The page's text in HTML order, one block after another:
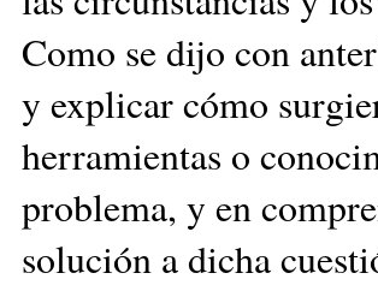
Como se dijo con
y explicar cómo
herramientas o
problema, y en
solución a dicha